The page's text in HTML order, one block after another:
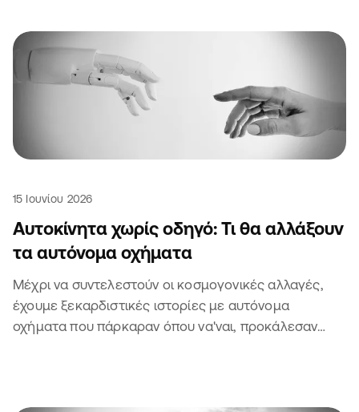
15 Ιουνίου 2026
Αυτοκίνητα χωρίς οδηγό: Τι θα αλλάξουν
τα αυτόνομα οχήματα
Μέχρι να συντελεστούν οι κοσμογονικές αλλαγές,
έχουμε ξεκαρδιστικές ιστορίες με αυτόνομα
οχήματα που πάρκαραν όπου να'ναι, προκάλεσαν